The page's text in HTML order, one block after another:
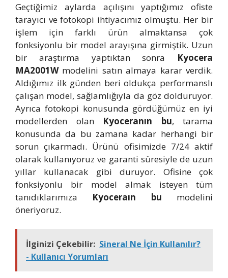
Geçtiğimiz aylarda açılışını yaptığımız ofiste
tarayıcı ve fotokopi ihtiyacımız olmuştu. Her bir
işlem için farklı ürün almaktansa çok
fonksiyonlu bir model arayışına girmiştik. Uzun
bir araştırma yaptıktan sonra Kyocera
MA2001Wmodelini satın almaya karar verdik.
Aldığımız ilk günden beri oldukça performanslı
çalışan model, sağlamlığıyla da göz dolduruyor.
Ayrıca fotokopi konusunda gördüğümüz en iyi
modellerden olan Kyoceranın bu, tarama
konusunda da bu zamana kadar herhangi bir
sorun çıkarmadı. Ürünü ofisimizde 7/24 aktif
olarak kullanıyoruz ve garanti süresiyle de uzun
yıllar kullanacak gibi duruyor. Ofisine çok
fonksiyonlu bir model almak isteyen tüm
tanıdıklarımıza Kyoceraın bu modelini
öneriyoruz.
İlginizi Çekebilir: Sineral Ne İçin Kullanılır?
- Kullanıcı Yorumları